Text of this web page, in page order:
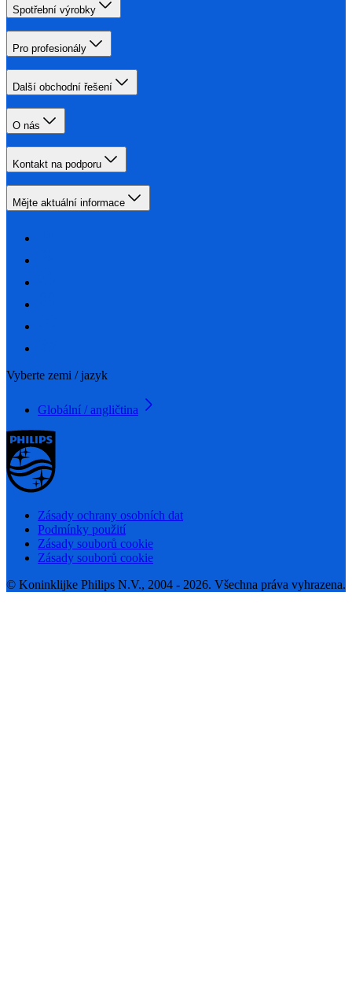
Spotřební výrobky
Pro profesionály
Další obchodní řešení
O nás
Kontakt na podporu
Mějte aktuální informace
Vyberte zemi / jazyk
Globální / angličtina
Zásady ochrany osobních dat
Podmínky použití
Zásady souborů cookie
Zásady souborů cookie
© Koninklijke Philips N.V., 2004 - 2026. Všechna práva vyhrazena.